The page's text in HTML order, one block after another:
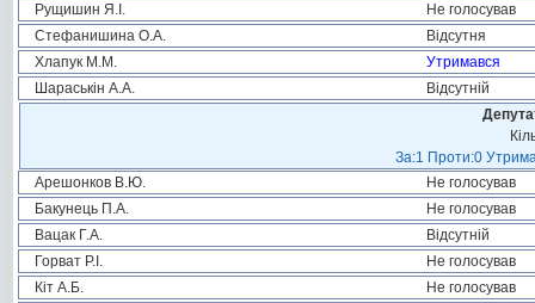
Рущишин Я.І.
Не голосував
Стефанишина О.А.
Відсутня
Хлапук М.М.
Утримався
Шараськін А.А.
Відсутній
За:1 Проти:0
Арешонков В.Ю.
Не голосував
Бакунець П.А.
Не голосував
Вацак Г.А.
Відсутній
Горват Р.І.
Не голосував
Кіт А.Б.
Не голосував